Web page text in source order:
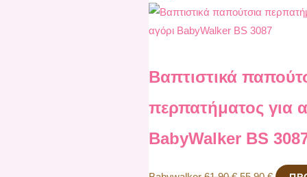
Βαπτιστικά
περπατήματος για
BabyWalker BS
price
was: